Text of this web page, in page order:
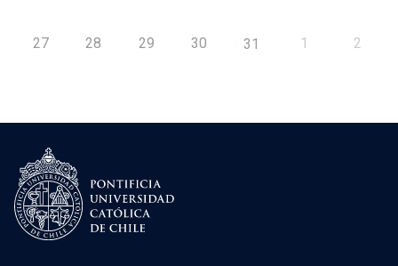
27 28 29 30 31 1 2